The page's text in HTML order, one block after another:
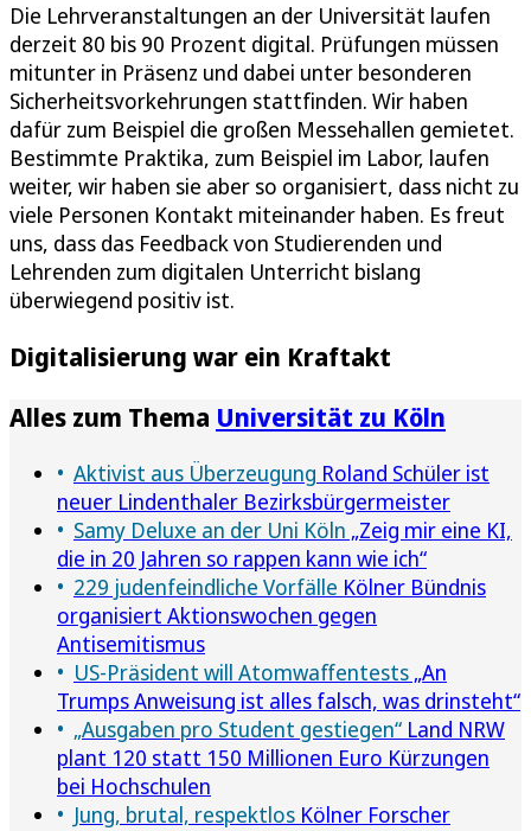
Die Lehrveranstaltungen an der Universität laufen
derzeit 80 bis 90 Prozent digital. Prüfungen müssen
mitunter in Präsenz und dabei unter besonderen
Sicherheitsvorkehrungen stattfinden. Wir haben
dafür zum Beispiel die großen Messehallen gemietet.
Bestimmte Praktika, zum Beispiel im Labor, laufen
weiter, wir haben sie aber so organisiert, dass nicht zu
viele Personen Kontakt miteinander haben. Es freut
uns, dass das Feedback von Studierenden und
Lehrenden zum digitalen Unterricht bislang
überwiegend positiv ist.
Digitalisierung war ein Kraftakt
Alles zum Thema Universität zu Köln
Aktivist aus Überzeugung Roland Schüler ist
neuer Lindenthaler Bezirksbürgermeister
Samy Deluxe an der Uni Köln „Zeig mir eine KI,
die in 20 Jahren so rappen kann wie ich“
229 judenfeindliche Vorfälle Kölner Bündnis
organisiert Aktionswochen gegen
Antisemitismus
US-Präsident will Atomwaffentests „An
Trumps Anweisung ist alles falsch, was drinsteht“
„Ausgaben pro Student gestiegen“ Land NRW
plant 120 statt 150 Millionen Euro Kürzungen
bei Hochschulen
Jung, brutal, respektlos Kölner Forscher